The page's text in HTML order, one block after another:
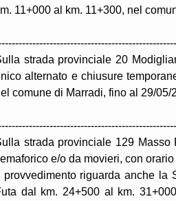
11+000 al km. 11+300, nel
strada provinciale 20
alternato e chiusure
comune di Marradi, fino al 29/05/
strada provinciale 129
e/o da movieri, con
Il provvedimento riguarda anche
dal km. 24+500 al km.